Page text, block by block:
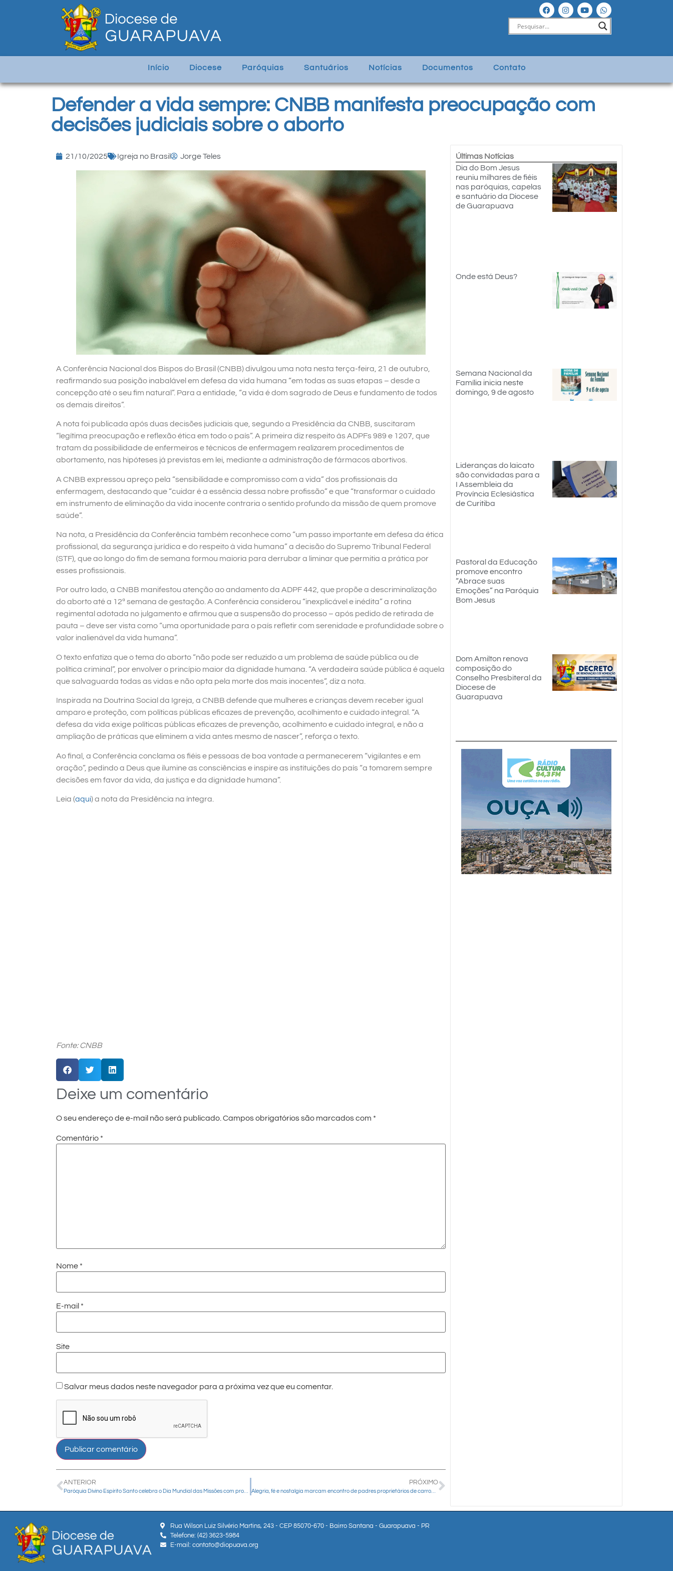
Início Diocese Paróquias Santuários Notícias Documentos Contato
Defender a vida sempre: CNBB manifesta preocupação com
decisões judiciais sobre o aborto
21/10/2025 Igreja no Brasil Jorge Teles
A Conferência Nacional dos Bispos do Brasil (CNBB) divulgou uma nota nesta terça-feira, 21 de outubro,
reafirmando sua posição inabalável em defesa da vida humana “em todas as suas etapas – desde a
concepção até o seu fim natural”. Para a entidade, “a vida é dom sagrado de Deus e fundamento de todos
os demais direitos”.
A nota foi publicada após duas decisões judiciais que, segundo a Presidência da CNBB, suscitaram
“legítima preocupação e reflexão ética em todo o país”. A primeira diz respeito às ADPFs 989 e 1207, que
tratam da possibilidade de enfermeiros e técnicos de enfermagem realizarem procedimentos de
abortamento, nas hipóteses já previstas em lei, mediante a administração de fármacos abortivos.
A CNBB expressou apreço pela “sensibilidade e compromisso com a vida” dos profissionais da
enfermagem, destacando que “cuidar é a essência dessa nobre profissão” e que “transformar o cuidado
em instrumento de eliminação da vida inocente contraria o sentido profundo da missão de quem promove
saúde”.
Na nota, a Presidência da Conferência também reconhece como “um passo importante em defesa da ética
profissional, da segurança jurídica e do respeito à vida humana” a decisão do Supremo Tribunal Federal
(STF), que ao longo do fim de semana formou maioria para derrubar a liminar que permitia a prática por
esses profissionais.
Por outro lado, a CNBB manifestou atenção ao andamento da ADPF 442, que propõe a descriminalização
do aborto até a 12ª semana de gestação. A Conferência considerou “inexplicável e inédita” a rotina
regimental adotada no julgamento e afirmou que a suspensão do processo – após pedido de retirada de
pauta – deve ser vista como “uma oportunidade para o país refletir com serenidade e profundidade sobre o
valor inalienável da vida humana”.
O texto enfatiza que o tema do aborto “não pode ser reduzido a um problema de saúde pública ou de
política criminal”, por envolver o princípio maior da dignidade humana. “A verdadeira saúde pública é aquela
que salvaguarda todas as vidas e não opta pela morte dos mais inocentes”, diz a nota.
Inspirada na Doutrina Social da Igreja, a CNBB defende que mulheres e crianças devem receber igual
amparo e proteção, com políticas públicas eficazes de prevenção, acolhimento e cuidado integral. “A
defesa da vida exige políticas públicas eficazes de prevenção, acolhimento e cuidado integral, e não a
ampliação de práticas que eliminem a vida antes mesmo de nascer”, reforça o texto.
Ao final, a Conferência conclama os fiéis e pessoas de boa vontade a permanecerem “vigilantes e em
oração”, pedindo a Deus que ilumine as consciências e inspire as instituições do país “a tomarem sempre
decisões em favor da vida, da justiça e da dignidade humana”.
Leia (aqui) a nota da Presidência na íntegra.
Fonte: CNBB
Deixe um comentário
O seu endereço de e-mail não será publicado. Campos obrigatórios são marcados com *
Comentário *
Nome *
E-mail *
Site
Salvar meus dados neste navegador para a próxima vez que eu comentar.
ANTERIOR PRÓXIMO
Últimas Notícias
Dia do Bom Jesus
reuniu milhares de fiéis
nas paróquias, capelas
e santuário da Diocese
de Guarapuava
Onde está Deus?
Semana Nacional da
Família inicia neste
domingo, 9 de agosto
Lideranças do laicato
são convidadas para a
I Assembleia da
Província Eclesiástica
de Curitiba
Pastoral da Educação
promove encontro
“Abrace suas
Emoções” na Paróquia
Bom Jesus
Dom Amilton renova
composição do
Conselho Presbiteral da
Diocese de
Guarapuava
Rua Wilson Luiz Silvério Martins, 243 - CEP 85070-670 - Bairro Santana - Guarapuava - PR
Telefone: (42) 3623-5984
E-mail: contato@diopuava.org